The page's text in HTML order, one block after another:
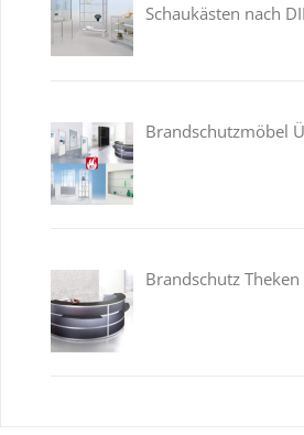
Schaukästen nach
Brandschutzmöbel
Brandschutz